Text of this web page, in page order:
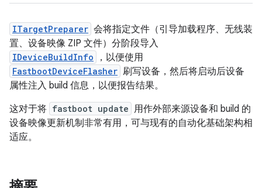
ITargetPreparer 会将指定文件（引导加载程序、无线装
置、设备映像 ZIP 文件）分阶段导入
IDeviceBuildInfo ，以便使用
FastbootDeviceFlasher 刷写设备，然后将启动后设备
属性注入 build 信息，以便报告结果。
这对于将 fastboot update 用作外部来源设备和 build 的
设备映像更新机制非常有用，可与现有的自动化基础架构相
适应。